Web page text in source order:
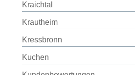
Kraichtal
Krautheim
Kressbronn
Kuchen